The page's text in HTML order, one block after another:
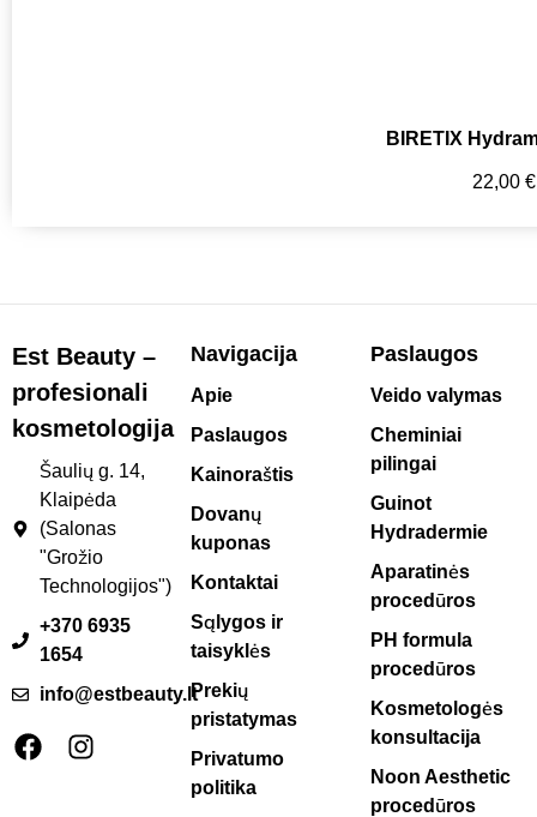
BIRETIX
22,00 €
Est Beauty –
profesionali
kosmetologija
Šaulių g. 14,
Klaipėda
(Salonas
"Grožio
Technologijos")
+370 6935
1654
info@estbeauty.lt
Navigacija
Apie
Paslaugos
Kainoraštis
Dovanų
kuponas
Kontaktai
Sąlygos ir
taisyklės
Prekių
pristatymas
Privatumo
politika
Paslaugos
Veido valymas
Cheminiai
pilingai
Guinot
Hydradermie
Aparatinės
procedūros
PH formula
procedūros
Kosmetologės
konsultacija
Noon Aesthetic
procedūros